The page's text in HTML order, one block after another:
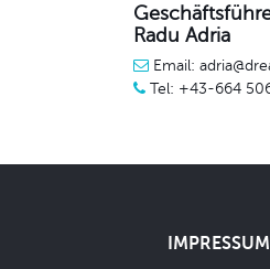
Radu Adria
Email:
Tel: +43-664